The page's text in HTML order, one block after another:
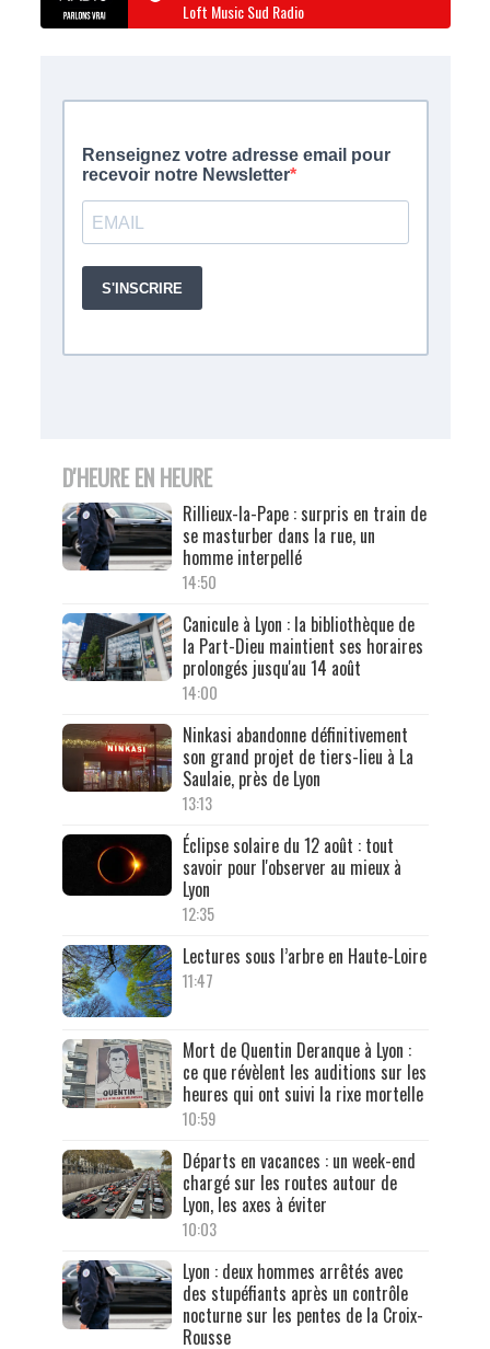
Loft Music Sud Radio
D'HEURE EN HEURE
Rillieux-la-Pape : surpris en train de
se masturber dans la rue, un
homme interpellé
14:50
Canicule à Lyon : la bibliothèque de
la Part-Dieu maintient ses horaires
prolongés jusqu'au 14 août
14:00
Ninkasi abandonne définitivement
son grand projet de tiers-lieu à La
Saulaie, près de Lyon
13:13
Éclipse solaire du 12 août : tout
savoir pour l'observer au mieux à
Lyon
12:35
Lectures sous l’arbre en Haute-Loire
11:47
Mort de Quentin Deranque à Lyon :
ce que révèlent les auditions sur les
heures qui ont suivi la rixe mortelle
10:59
Départs en vacances : un week-end
chargé sur les routes autour de
Lyon, les axes à éviter
10:03
Lyon : deux hommes arrêtés avec
des stupéfiants après un contrôle
nocturne sur les pentes de la Croix-
Rousse